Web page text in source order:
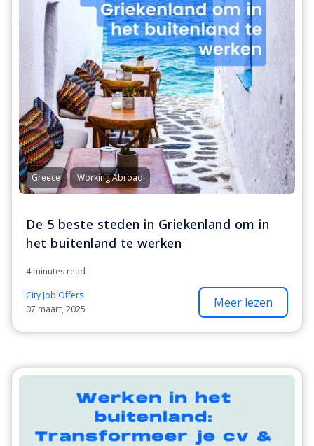
Greece Working Abroad
De 5 beste steden in Griekenland om in
het buitenland te werken
4 minutes read
City Job Offers
07 maart, 2025
Meer lezen